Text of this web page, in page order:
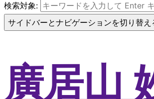
検索対象:
サイドバーとナビゲーションを切り替え
廣居山